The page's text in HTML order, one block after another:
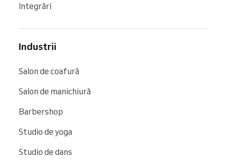
Integrări
Industrii
Salon de coafură
Salon de manichiură
Barbershop
Studio de yoga
Studio de dans